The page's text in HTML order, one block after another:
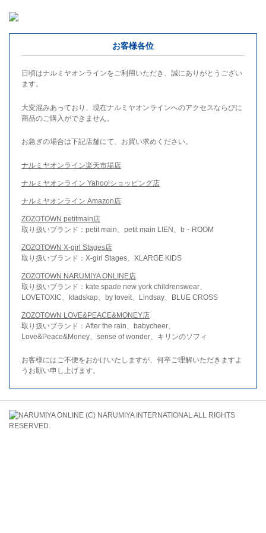
お客様各位
日頃はナルミヤオンラインをご利用いただき、誠にありがとうござい
ます。
大変混みあっており、現在ナルミヤオンラインへのアクセスならびに
商品のご購入ができません。
お急ぎの場合は下記店舗にて、お買い求めください。
ナルミヤオンライン楽天市場店
ナルミヤオンライン Yahoo!ショッピング店
ナルミヤオンライン Amazon店
ZOZOTOWN petitmain店
取り扱いブランド：petit main、petit main LIEN、b・ROOM
ZOZOTOWN X-girl Stages店
取り扱いブランド：X-girl Stages、XLARGE KIDS
ZOZOTOWN NARUMIYA ONLINE店
取り扱いブランド：kate spade new york childrenswear、
LOVETOXIC、kladskap、by loveit、Lindsay、BLUE CROSS
ZOZOTOWN LOVE&PEACE&MONEY店
取り扱いブランド：After the rain、babycheer、
Love&Peace&Money、sense of wonder、キリンのソフィ
お客様にはご不便をおかけいたしますが、何卒ご理解いただきますよ
うお願い申し上げます。